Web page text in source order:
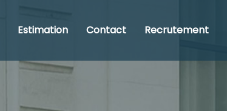
Estimation Contact Recrutement